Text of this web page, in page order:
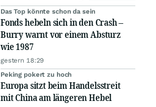
Das Top könnte schon da sein
Fonds hebeln sich in den Crash –
Burry warnt vor einem Absturz
wie 1987
gestern 18:29
Peking pokert zu hoch
Europa sitzt beim Handelsstreit
mit China am längeren Hebel